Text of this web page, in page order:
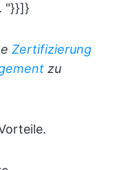
"}}]}
Zertifizierung
zu